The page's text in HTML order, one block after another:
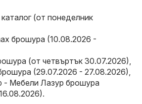
(от понеделник
брошура (10.08.2026 -
(от четвъртък 30.07.2026),
(29.07.2026 - 27.08.2026),
- Мебели Лазур брошура
.